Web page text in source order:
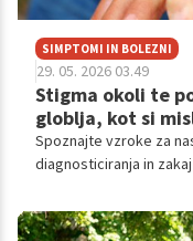
SIMPTOMI IN BOLEZNI
29. 05. 2026 03.49
Stigma okoli te
globlja, kot si
Spoznajte vzroke za
diagnosticiranja in